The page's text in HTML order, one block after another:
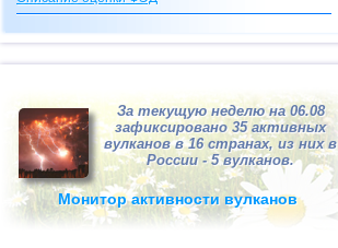
Макаров О.В., Самсонова Е.В.
Описание кредитного калькулятора
Макаров О.В.
Долгосрочные прогнозы катастроф
Макаров О.В.
"Ксанф, выпей море!" (взгляд со стороны на
ситуацию в Мексиканском заливе)
За текущую неделю на 06.08
зафиксировано 35 активных
вулканов в 16 странах, из них в
России - 5 вулканов.
Монитор активности вулканов